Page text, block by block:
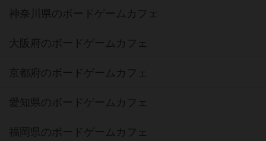
神奈川県のボードゲームカフェ
大阪府のボードゲームカフェ
京都府のボードゲームカフェ
愛知県のボードゲームカフェ
福岡県のボードゲームカフェ